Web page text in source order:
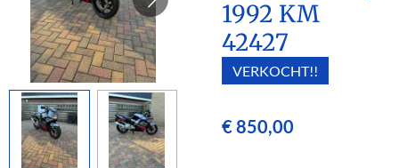
1992 KM
42427
VERKOCHT!!
€ 850,00